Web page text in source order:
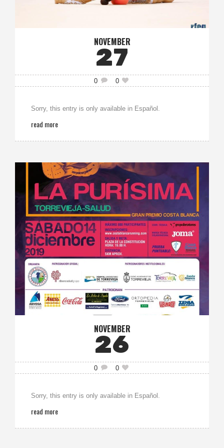
NOVEMBER
27
0 0
Sorry, this entry is only available in Español.
read more
NOVEMBER
26
0 0
Sorry, this entry is only available in Español.
read more